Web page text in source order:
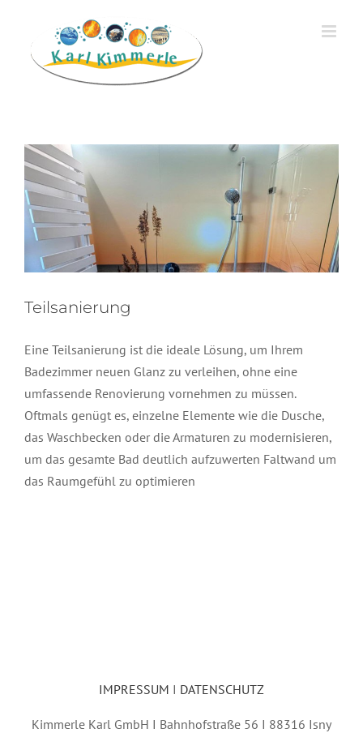
springen
Teilsanierung
Teilsanierung
Eine Teilsanierung ist die ideale Lösung, um Ihrem
Badezimmer neuen Glanz zu verleihen, ohne eine
umfassende Renovierung vornehmen zu müssen.
Oftmals genügt es, einzelne Elemente wie die Dusche,
das Waschbecken oder die Armaturen zu modernisieren,
um das gesamte Bad deutlich aufzuwerten Faltwand um
das Raumgefühl zu optimieren
IMPRESSUM I DATENSCHUTZ
Kimmerle Karl GmbH I Bahnhofstraße 56 I 88316 Isny